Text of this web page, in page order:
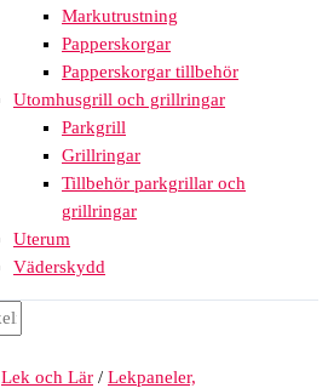
Markutrustning
Papperskorgar
Papperskorgar tillbehör
Utomhusgrill och grillringar
Parkgrill
Grillringar
Tillbehör parkgrillar och
grillringar
Uterum
Väderskydd
Lek och Lär / Lekpaneler,